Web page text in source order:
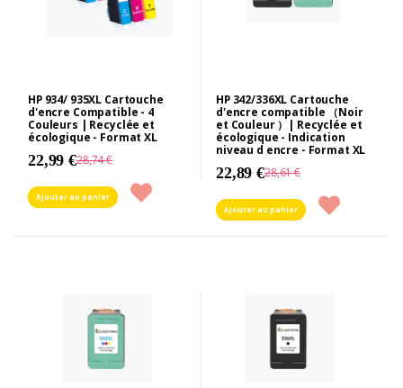
HP 934/ 935XL Cartouche
d'encre Compatible - 4
Couleurs | Recyclée et
écologique - Format XL
22,99 €28,74 €
Ajouter au panier
HP 342/336XL Cartouche
d'encre compatible （Noir
et Couleur ）| Recyclée et
écologique - Indication
niveau d encre - Format XL
22,89 €28,61 €
Ajouter au panier